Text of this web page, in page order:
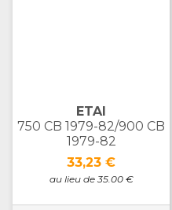
ETAI
750 CB 1979-82/900 CB
1979-82
Prix
33,23 €
au lieu de 35.00 €